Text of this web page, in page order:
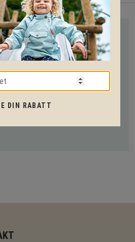
DIG HELA VÄGEN!
vi dig igenom hela projektet.
70 001eller maila oss
DIN RABATT